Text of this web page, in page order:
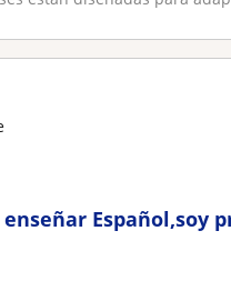
Español,soy